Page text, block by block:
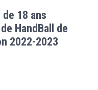
18 ans
HandBall de
2022-2023